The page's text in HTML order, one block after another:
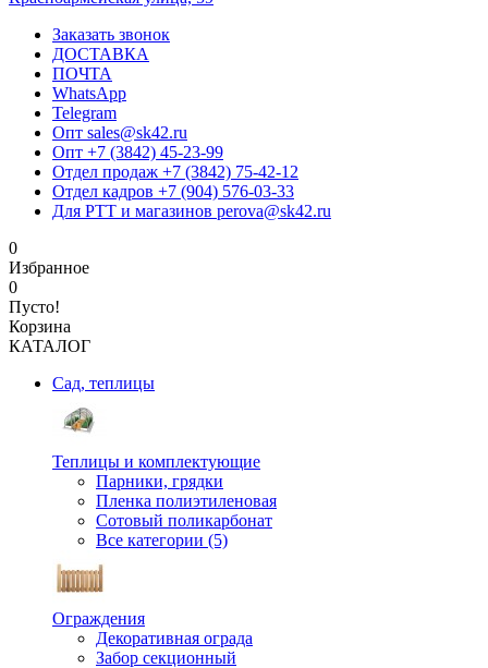
Заказать звонок
ДОСТАВКА
ПОЧТА
WhatsApp
Telegram
Опт sales@sk42.ru
Опт +7 (3842) 45-23-99
Отдел продаж +7 (3842) 75-42-12
Отдел кадров +7 (904) 576-03-33
Для РТТ и магазинов perova@sk42.ru
0
Избранное
0
Пусто!
Корзина
КАТАЛОГ
Сад, теплицы
Теплицы и комплектующие
Парники, грядки
Пленка полиэтиленовая
Сотовый поликарбонат
Все категории (5)
Ограждения
Декоративная ограда
Забор секционный